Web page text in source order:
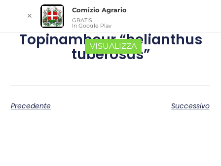
Topinambour “helianthus
tuberosus”
Precedente Successivo
✕
Comizio Agrario
GRATIS
In Google Play
VISUALIZZA